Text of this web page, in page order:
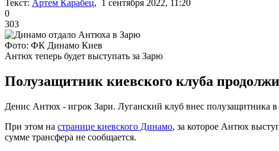
Текст: Артем Карабец, 1 сентября 2022, 11:20
0
303
Фото: ФК Динамо Киев
Антюх теперь будет выступать за Зарю
Полузащитник киевского клуба
Денис Антюх - игрок Зари. Луганский клуб внес полузащитника
При этом на странице киевского Динамо, за которое Антюх
сумме трансфера не сообщается.